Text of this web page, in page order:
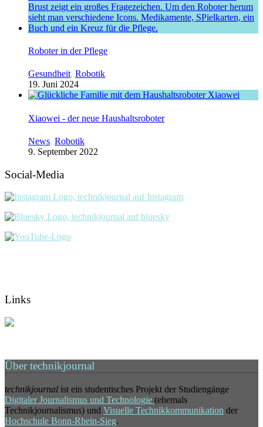
Roboter in der Pflege
Gesundheit, Robotik
19. Juni 2024
Xiaowei - der neue Haushaltsroboter
News, Robotik
9. September 2022
Social-Media
Links
Über technikjournal
technikjournal ist ein studentisches Projekt der Studiengänge
Digitaler Journalismus und Technologie (ehemals
Technikjournalismus) und Visuelle Technikkommunikation der
Hochschule Bonn-Rhein-Sieg.